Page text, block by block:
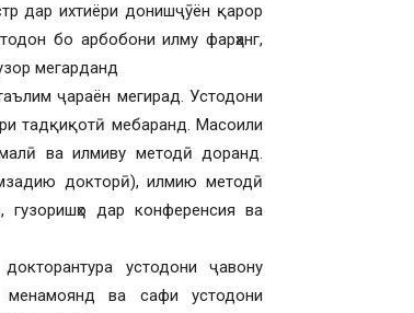
дар ихтиёри донишҷӯён қарор
бо арбобони илму фарҳанг,
мегарданд
ҷараён мегирад. Устодони
тадқиқотӣ мебаранд. Масоили
ва илмиву методӣ доранд.
докторӣ), илмию методӣ
гузоришҳо дар конференсия ва
устодони ҷавону
ва сафи устодони